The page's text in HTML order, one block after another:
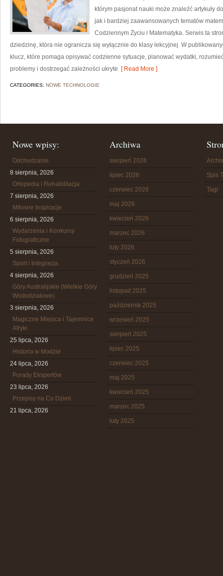
którym pasjonat nauki może znaleźć artykuły
jak i bardziej zaawansowanych tematów
Codziennym Życiu i Matematyka. Serwis ta
dziedzinę, która nie ogranicza się wyłącznie do klasy lekcyjnej. W
klucz, które pomaga opisywać codzienne sytuacje, planować wydatki,
problemy i dostrzegać zależności ukryte [ Read More ]
CATEGORIES: NOWE TECHNOLOGIE
Nowe wpisy:
Odchudzanie
8 sierpnia, 2026
Ortopedia i Rehabilitacja
7 sierpnia, 2026
Miłosne Inspiracje
6 sierpnia, 2026
Wydarzenia i Konkursy
Fotograficzne
5 sierpnia, 2026
Sport i Integracja
4 sierpnia, 2026
Góry Australijskie (Wielkie Góry
Wododziałowe)
3 sierpnia, 2026
Magiczne Miejsca i Tajemnice
Afryki
25 lipca, 2026
Historia w Modzie
24 lipca, 2026
Porady Ekspertów
23 lipca, 2026
Przepisy na Co Dzień
21 lipca, 2026
Archiwa
sierpień 2026
lipiec 2026
czerwiec 2026
maj 2026
kwiecień 2026
marzec 2026
luty 2026
styczeń 2026
grudzień 2025
listopad 2025
październik 2025
wrzesień 2025
sierpień 2025
lipiec 2025
czerwiec 2025
maj 2025
kwiecień 2025
marzec 2025
luty 2025
Spis
Tagi